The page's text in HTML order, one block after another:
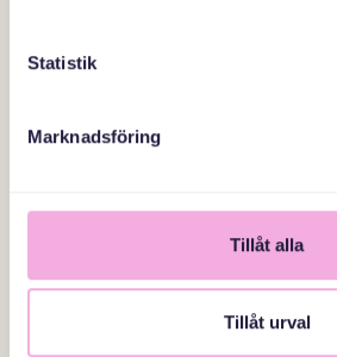
Statistik
Marknadsföring
Tillåt alla
Tillåt urval
GLÄDJE OCH
Malmö-Familjehuset Nydala, Familjehuset
إشعار